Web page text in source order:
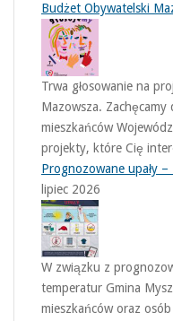
Budżet Obywatelski
Trwa głosowanie na
Mazowsza. Zachęcamy
mieszkańców
projekty, które Cię
Prognozowane upały
lipiec 2026
W związku z
temperatur Gmina
mieszkańców oraz